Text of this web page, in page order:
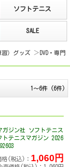
習）グッズ
DVD・専門
1～6件 (6件)
ガジン社 ソフトテニス
トテニスマガジン 2026
格(税込)： 1,060円